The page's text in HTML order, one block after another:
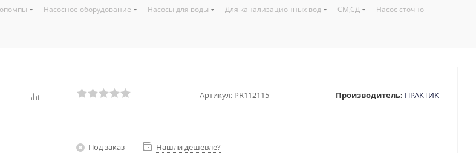
- Насосное оборудование - Насосы для воды - Для канализационных вод - СМ,СД - Насос сточно-
Артикул: PR112115 Производитель: ПРАКТИК
Под заказ Нашли дешевле?